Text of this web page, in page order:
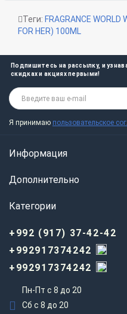
Теги: FRAGRANCE WORLD
FOR HER) 100ML
Подпишитесь на рассылку, и
скидках и акциях первыми!
Я принимаю пользовательское
Информация
Дополнительно
Категории
+992 (917) 37-42-42
+992917374242
+992917374242
Пн-Пт с 8 до 20
Сб с 8 до 20